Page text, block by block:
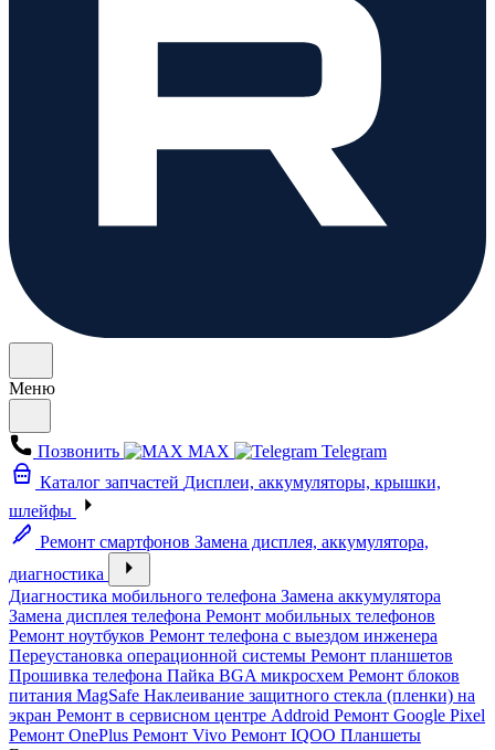
Меню
Позвонить MAX
Telegram
Каталог запчастей Дисплеи, аккумуляторы, крышки,
шлейфы
Ремонт смартфонов Замена дисплея, аккумулятора,
диагностика
Диагностика мобильного телефона Замена аккумулятора
Замена дисплея телефона Ремонт мобильных телефонов
Ремонт ноутбуков Ремонт телефона с выездом инженера
Переустановка операционной системы Ремонт планшетов
Прошивка телефона Пайка BGA микросхем Ремонт блоков
питания MagSafe Наклеивание защитного стекла (пленки) на
экран Ремонт в сервисном центре Addroid Ремонт Google Pixel
Ремонт OnePlus Ремонт Vivo Ремонт IQOO Планшеты